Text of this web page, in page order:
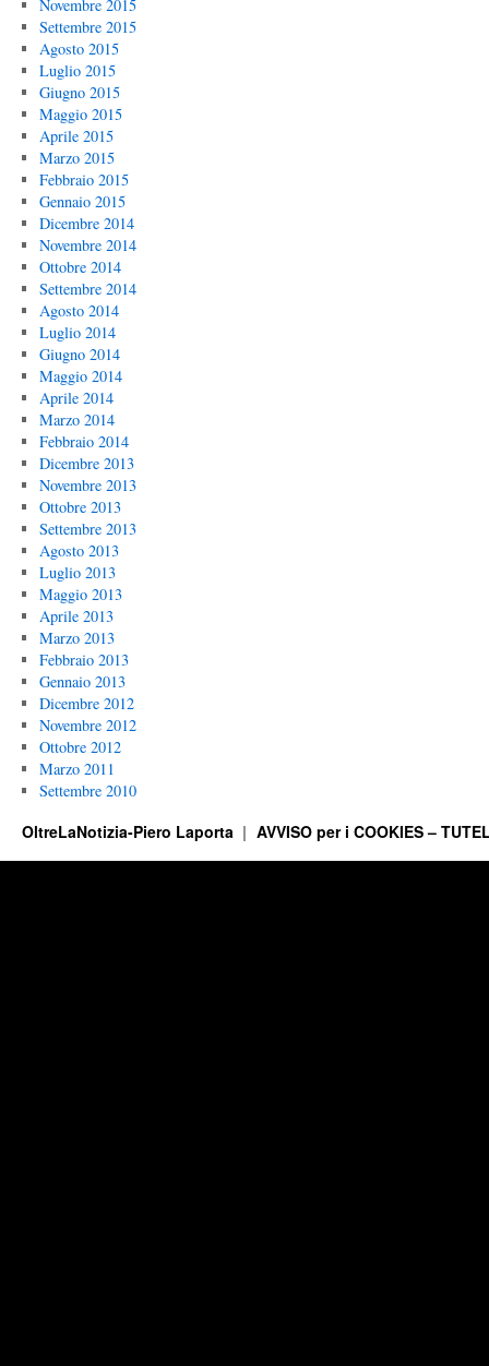
Novembre 2015
Settembre 2015
Agosto 2015
Luglio 2015
Giugno 2015
Maggio 2015
Aprile 2015
Marzo 2015
Febbraio 2015
Gennaio 2015
Dicembre 2014
Novembre 2014
Ottobre 2014
Settembre 2014
Agosto 2014
Luglio 2014
Giugno 2014
Maggio 2014
Aprile 2014
Marzo 2014
Febbraio 2014
Dicembre 2013
Novembre 2013
Ottobre 2013
Settembre 2013
Agosto 2013
Luglio 2013
Maggio 2013
Aprile 2013
Marzo 2013
Febbraio 2013
Gennaio 2013
Dicembre 2012
Novembre 2012
Ottobre 2012
Marzo 2011
Settembre 2010
OltreLaNotizia-Piero Laporta AVVISO per i COOKIES –